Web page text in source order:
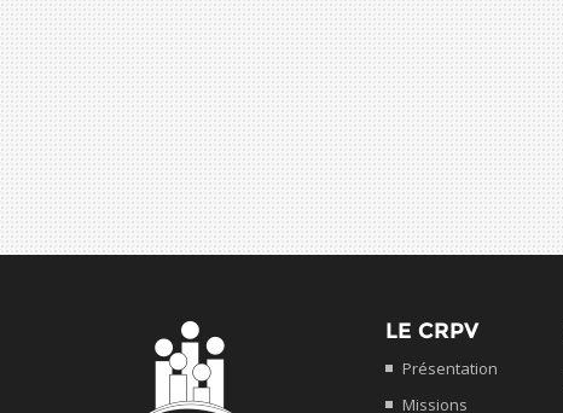
LE CRPV
Présentation
Missions